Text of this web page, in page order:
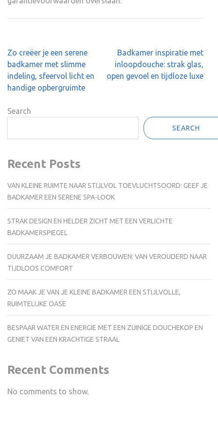
Post
navigation
Zo creëer je een serene
badkamer met slimme
indeling, sfeervol licht en
handige opbergruimte
Badkamer inspiratie met
inloopdouche: strak glas,
open gevoel en tijdloze luxe
Search
SEARCH
Recent Posts
VAN KLEINE RUIMTE NAAR STIJLVOL TOEVLUCHTSOORD: GEEF JE
BADKAMER EEN SERENE SPA-LOOK
STRAK DESIGN EN HELDER ZICHT MET EEN VERLICHTE
BADKAMERSPIEGEL
DUURZAAM JE BADKAMER VERBOUWEN: VAN VEROUDERD NAAR
TIJDLOOS COMFORT
ZO MAAK JE VAN JE KLEINE BADKAMER EEN STIJLVOLLE,
RUIMTELIJKE OASE
BESPAAR WATER EN ENERGIE MET EEN ZUINIGE DOUCHEKOP EN
GENIET VAN EEN KRACHTIGE STRAAL
Recent Comments
No comments to show.